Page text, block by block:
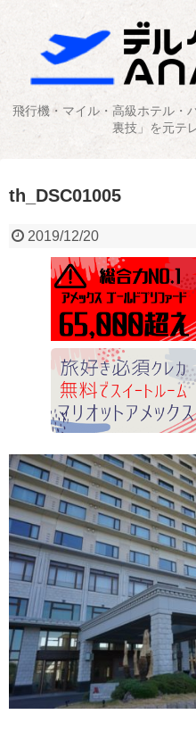
飛行機・マイル・高級ホテル・
裏技」を元テ
th_DSC01005
2019/12/20